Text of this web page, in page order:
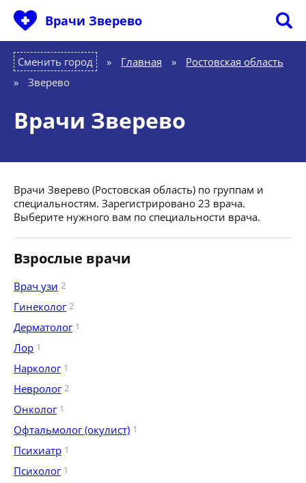
Врачи Зверево
Сменить город Главная »
Ростовская область
»
Зверево
Врачи Зверево
Врачи Зверево (Ростовская область) по группам и
специальностям. Зарегистрировано 23 врача.
Выберите нужного вам по специальности врача.
Взрослые врачи
Врач узи 2
Гинеколог 2
Дерматолог 1
Лор 1
Нарколог 1
Невролог 2
Онколог 1
Офтальмолог (окулист) 1
Психиатр 1
Психолог 1